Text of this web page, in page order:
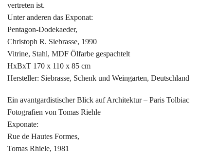
vertreten ist.
Unter anderen das Exponat:
Pentagon-Dodekaeder,
Christoph R. Siebrasse, 1990
Vitrine, Stahl, MDF Ölfarbe gespachtelt
HxBxT 170 x 110 x 85 cm
Hersteller: Siebrasse, Schenk und Weingarten, Deutschland
Ein avantgardistischer Blick auf Architektur – Paris Tolbiac
Fotografien von Tomas Riehle
Exponate:
Rue de Hautes Formes,
Tomas Rhiele, 1981